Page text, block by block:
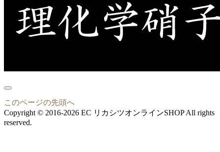
このページの先頭へ
Copyright © 2016-2026 EC リカシツオンラインSHOP All rights
reserved.